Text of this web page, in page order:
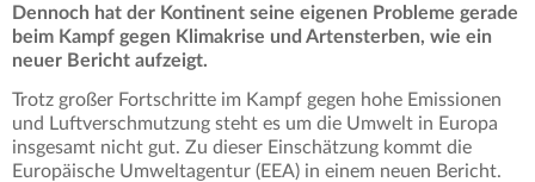
Dennoch hat der Kontinent seine eigenen Probleme gerade
beim Kampf gegen Klimakrise und Artensterben, wie ein
neuer Bericht aufzeigt.
Trotz großer Fortschritte im Kampf gegen hohe Emissionen
und Luftverschmutzung steht es um die Umwelt in Europa
insgesamt nicht gut. Zu dieser Einschätzung kommt die
Europäische Umweltagentur (EEA) in einem neuen Bericht.